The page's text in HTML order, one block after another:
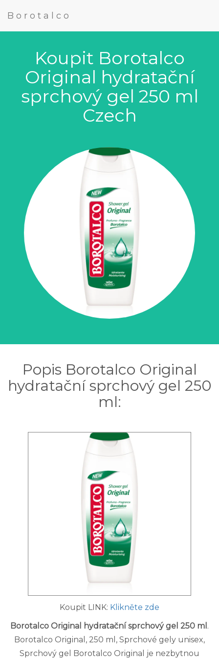
Borotalco
Koupit Borotalco
Original hydratační
sprchový gel 250 ml
Czech
Popis Borotalco Original
hydratační sprchový gel 250
ml:
Koupit LINK: Klikněte zde
Borotalco Original hydratační sprchový gel 250 ml .
Borotalco Original, 250 ml, Sprchové gely unisex,
Sprchový gel Borotalco Original je nezbytnou